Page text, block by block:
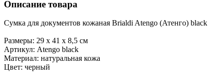
Описание товара
Сумка для документов кожаная Brialdi Atengo (Атенго) black
Размеры: 29 х 41 х 8,5 см
Артикул: Atengo black
Материал: натуральная кожа
Цвет: черный